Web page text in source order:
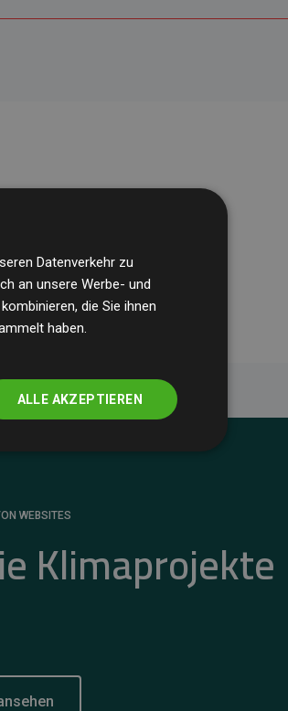
WEBSITES
Klimaprojekte
Datenverkehr zu
an unsere Werbe- und
die Sie ihnen
haben.
ALLE AKZEPTIEREN